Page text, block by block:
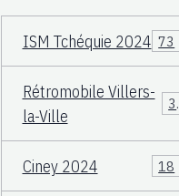
ISM Tchéquie 2024 73
Rétromobile Villers-
la-Ville
Ciney 2024 18